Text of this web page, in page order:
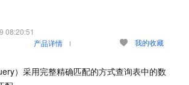
08:20:51
产品详情 我的收藏
）采用完整精确匹配的方式查询表中的数